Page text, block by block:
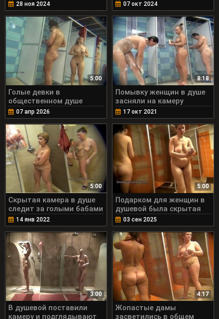
28 ноя 2024 07 окт 2024
5:00
Голые девки в
общественном душе
07 апр 2026
8:18
Помывку женщин в душе
засняли на камеру
17 окт 2021
5:00
Скрытая камера в душе
следит за голыми бабами
14 янв 2022
5:00
Подарком для женщин в
душевой была скрытая
камера
03 сен 2025
3:00
В душевой поставили
камеру и подглядывают
4:17
Жопастые дамы
засветились в общем